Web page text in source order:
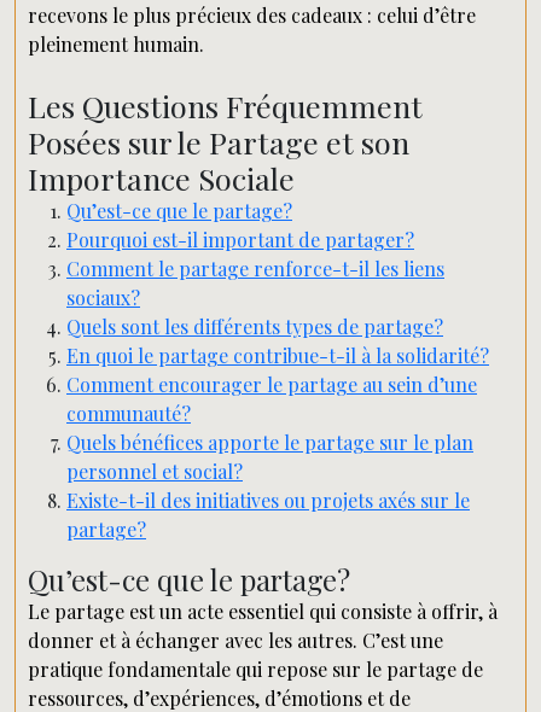
recevons le plus précieux des cadeaux : celui d’être
pleinement humain.
Les Questions Fréquemment
Posées sur le Partage et son
Importance Sociale
Qu’est-ce que le partage?
Pourquoi est-il important de partager?
Comment le partage renforce-t-il les liens
sociaux?
Quels sont les différents types de partage?
En quoi le partage contribue-t-il à la solidarité?
Comment encourager le partage au sein d’une
communauté?
Quels bénéfices apporte le partage sur le plan
personnel et social?
Existe-t-il des initiatives ou projets axés sur le
partage?
Qu’est-ce que le partage?
Le partage est un acte essentiel qui consiste à offrir, à
donner et à échanger avec les autres. C’est une
pratique fondamentale qui repose sur le partage de
ressources, d’expériences, d’émotions et de